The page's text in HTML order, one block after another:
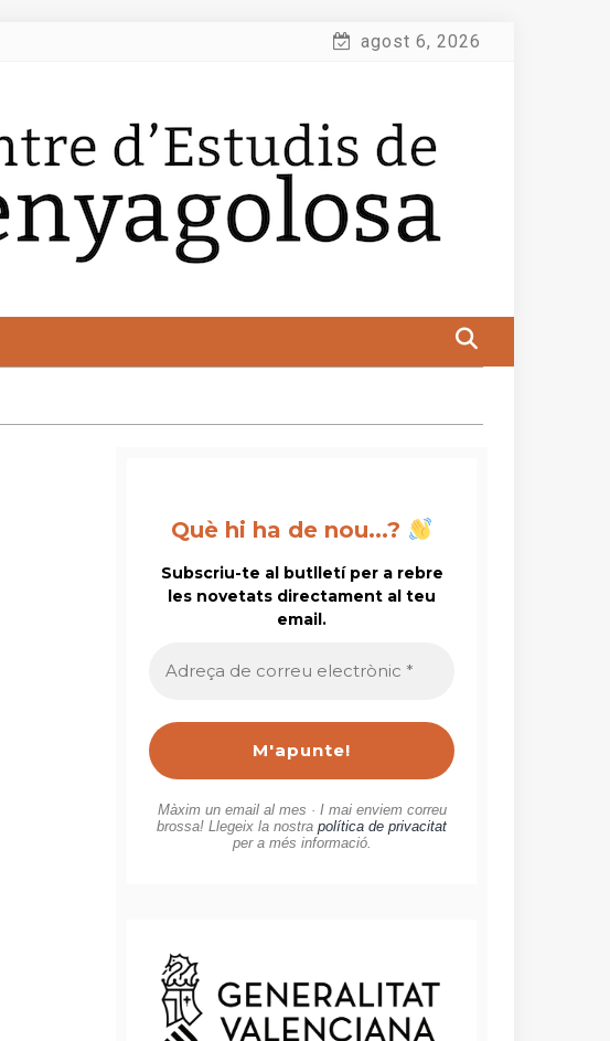
agost 6, 2026
Què hi ha de nou...?
Subscriu-te al butlletí per a rebre
les novetats directament al teu
email.
de
*
Màxim un email al mes · I mai enviem correu
brossa! Llegeix la nostrapolítica de privacitat
per a més informació.